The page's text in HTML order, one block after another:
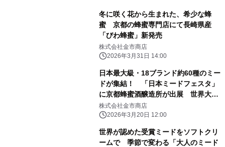
冬に咲く花から生まれた、希少な蜂
蜜 京都の蜂蜜専門店にて長崎県産
「びわ蜂蜜」新発売
株式会社金市商店
2026年3月31日 14:00
日本最大級・18ブランド約60種のミー
ドが集結！ 「日本ミードフェスタ」
に京都蜂蜜酒醸造所が出展 世界大会
受賞メーカーとして記者会見にも参加
株式会社金市商店
2026年3月20日 12:00
世界が認めた受賞ミードをソフトクリ
ームで 季節で変わる「大人のミード